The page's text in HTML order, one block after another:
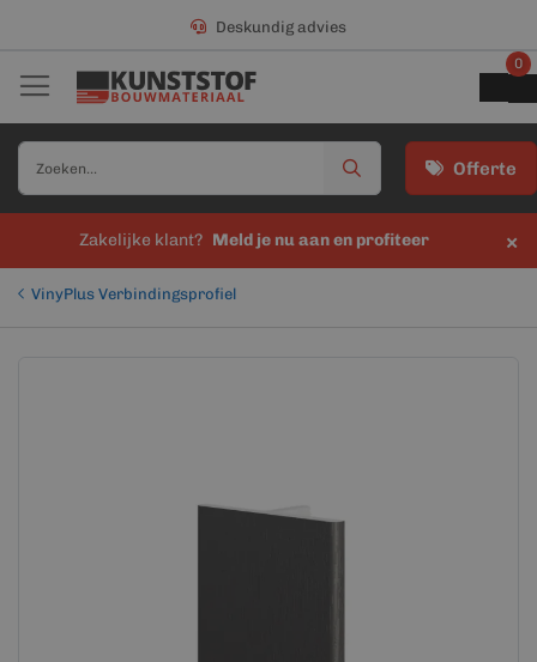
Deskundig advies
Offerte
0
Zakelijke klant? Meld je nu aan en profiteer ×
VinyPlus Verbindingsprofiel